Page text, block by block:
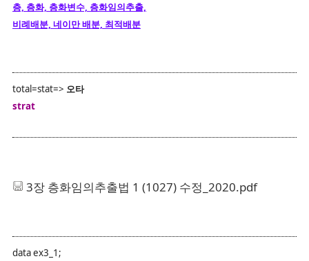
층, 층화, 층화변수, 층화임의추출,
비례배분, 네이만 배분, 최적배분
total=stat=> 오타
strat
3장 층화임의추출법 1 (1027) 수정_2020.pdf
data ex3_1;